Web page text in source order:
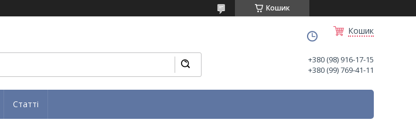
Кошик
Кошик
+380 (98) 916-17-15
+380 (99) 769-41-11
Статті